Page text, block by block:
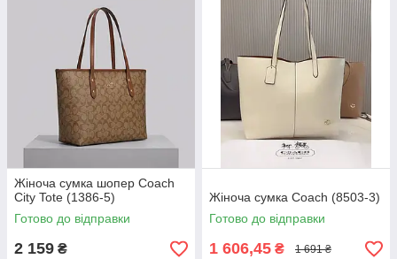
Жіноча сумка шопер Coach
City Tote (1386-5)
Готово до відправки
2 159 ₴
Жіноча сумка Coach (8503-3)
Готово до відправки
1 606,45 ₴ 1 691 ₴